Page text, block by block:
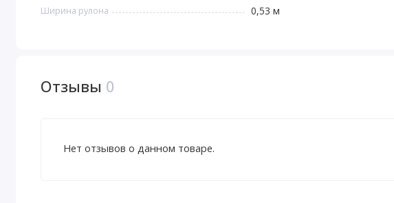
Ширина рулона 0,53 м
Отзывы 0
Нет отзывов о данном товаре.